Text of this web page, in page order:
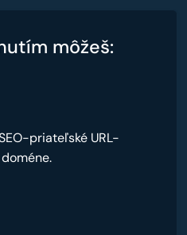
môžeš:
priateľské URL-